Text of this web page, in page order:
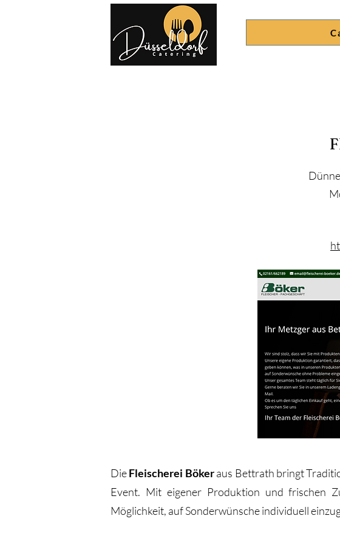
DieFleischerei Bökeraus Bettrath bringt
Event. Mit eigener Produktion und frischen
Möglichkeit, auf Sonderwünsche individuell